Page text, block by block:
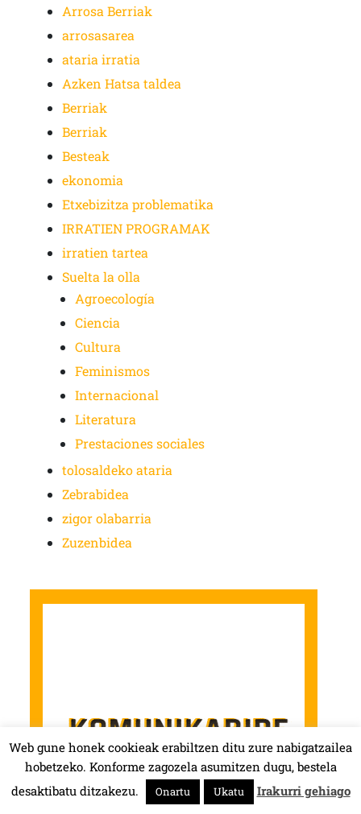
Arrosa Berriak
arrosasarea
ataria irratia
Azken Hatsa taldea
Berriak
Berriak
Besteak
ekonomia
Etxebizitza problematika
IRRATIEN PROGRAMAK
irratien tartea
Suelta la olla
Agroecología
Ciencia
Cultura
Feminismos
Internacional
Literatura
Prestaciones sociales
tolosaldeko ataria
Zebrabidea
zigor olabarria
Zuzenbidea
HALA BEDI BAT 107.4 MHz.
Web gune honek cookieak erabiltzen ditu zure nabigatzailea
hobetzeko. Konforme zagozela asumitzen dugu, bestela
desaktibatu ditzakezu.
Onartu Ukatu Irakurri gehiago